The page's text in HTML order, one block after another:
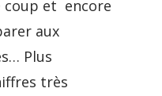
coup et encore
aux
Plus
très